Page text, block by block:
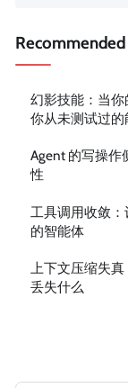
幻影技能：当
你从未测试过的
Agent 的写操作
性
工具调用收敛
的智能体
上下文压缩失
丢失什么